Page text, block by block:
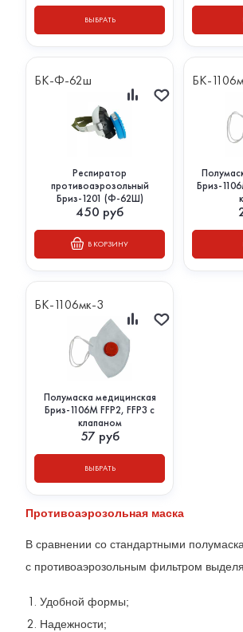
ВЫБРАТЬ
БК-Ф-62ш
Респиратор
противоаэрозольный
Бриз-1201 (Ф-62Ш)
450 руб
В КОРЗИНУ
БК-
Бриз-
БК-1106мк-3
Полумаска медицинская
Бриз-1106М FFP2, FFP3 с
клапаном
57 руб
ВЫБРАТЬ
Противоаэрозольная маска
В сравнении со стандартными
с противоаэрозольным фильтром
Удобной формы;
Надежности;